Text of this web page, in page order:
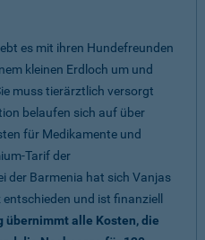
es mit ihren Hundefreunden
kleinen Erdloch um und
muss tierärztlich versorgt
belaufen sich auf über
für Medikamente und
Tarif der
der Barmenia hat sich Vanjas
und ist finanziell
übernimmt alle Kosten, die